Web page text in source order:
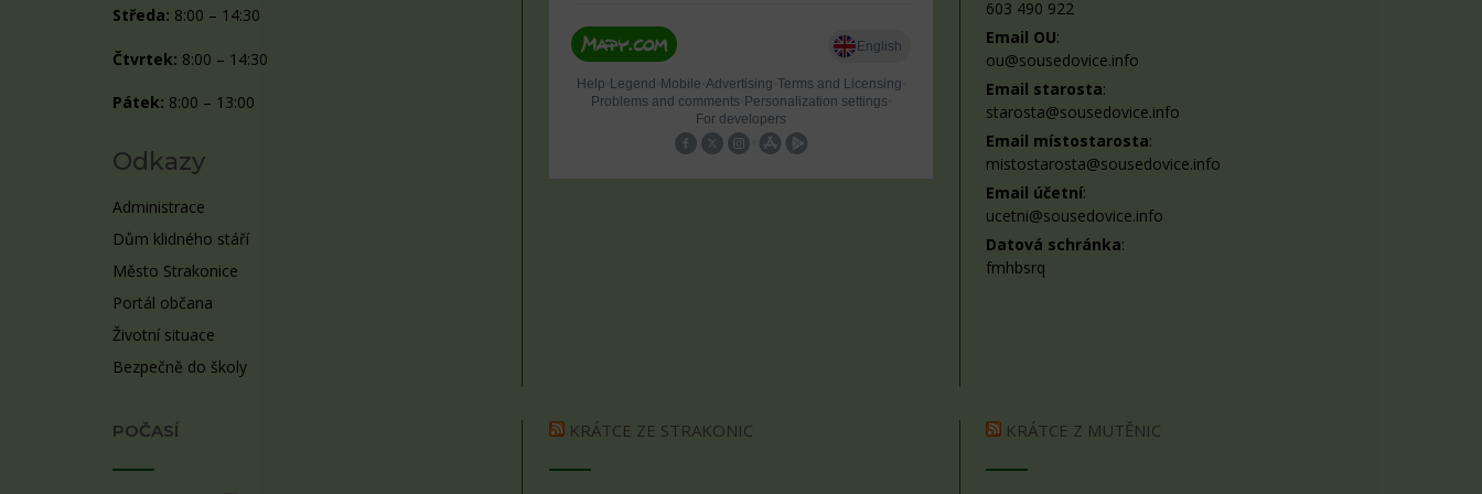
Středa: 8:00 – 14:30
Čtvrtek: 8:00 – 14:30
Pátek: 8:00 – 13:00
Odkazy
Administrace
Dům klidného stáří
Město Strakonice
Portál občana
Životní situace
Bezpečně do školy
603 490 922
Email OU:
ou@sousedovice.info
Email starosta:
starosta@sousedovice.info
Email místostarosta:
mistostarosta@sousedovice.info
Email účetní:
ucetni@sousedovice.info
Datová schránka:
fmhbsrq
POČASÍ KRÁTCE ZE STRAKONIC KRÁTCE Z MUTĚNIC